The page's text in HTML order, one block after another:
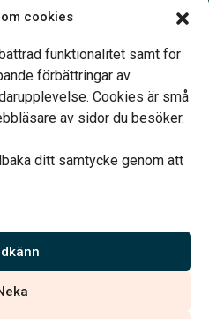
cookies
funktionalitet samt för
förbättringar av
Cookies är små
av sidor du besöker.
ditt samtycke genom att
dig med familjejuridiken –
Begravningsbyråers Förbund och
kvalitet, miljö och arbetsmiljö.